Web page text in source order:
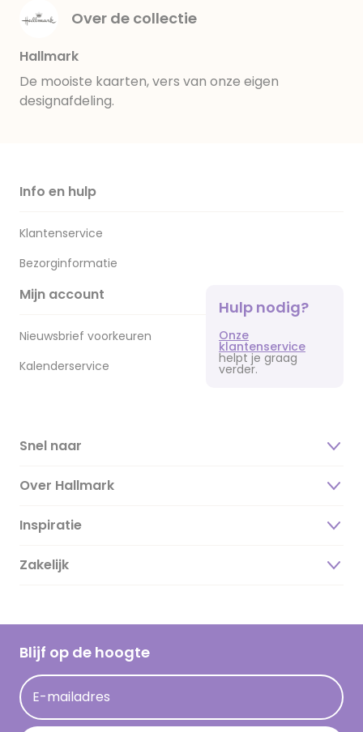
Over de collectie
Hallmark
De mooiste kaarten, vers van onze eigen
designafdeling.
Info en hulp
Klantenservice
Bezorginformatie
Mijn account
Nieuwsbrief voorkeuren
Kalenderservice
Hulp nodig?
Onze
klantenservice
helpt je graag
verder.
Snel naar
Over Hallmark
Over ons
Duurzaamheid
Hallmark Kaartclub
Acties
Persberichten
Inspiratie
Magazine
Cadeau inspiratie
Kaartinspiratie
Zakelijk
Blijf op de hoogte
E-mailadres